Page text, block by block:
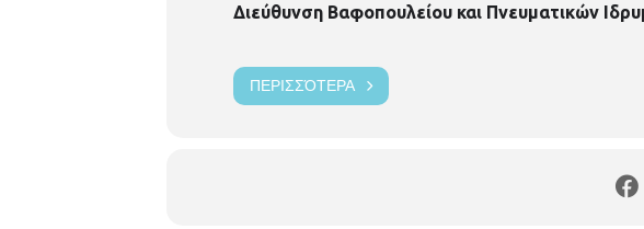
Διεύθυνση Βαφοπουλείου και Πνευματικών
ΠΕΡΙΣΣΌΤΕΡΑ